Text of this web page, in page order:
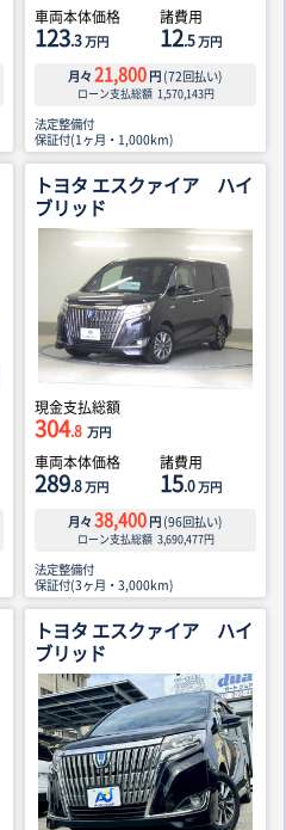
車両本体価格
123.3万円
諸費用
12.5万円
月々 21,800 円 (72回払い)
ローン支払総額 1,570,143円
法定整備付
保証付(1ヶ月・1,000km)
トヨタ エスクァイア ハイ
ブリッド
現金支払総額
304.8 万円
車両本体価格
289.8万円
諸費用
15.0万円
月々 38,400 円 (96回払い)
ローン支払総額 3,690,477円
法定整備付
保証付(3ヶ月・3,000km)
トヨタ エスクァイア ハイ
ブリッド